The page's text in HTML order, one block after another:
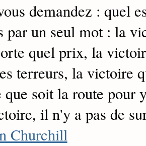
demandez : quel
par un seul mot : la
quel prix, la
terreurs, la victoire
soit la route pour
il n'y a pas de
Churchill